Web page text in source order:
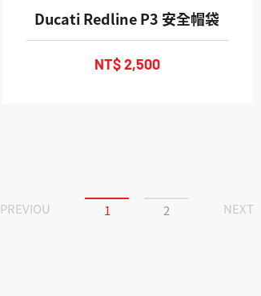
Ducati Redline P3 安全帽袋
NT$ 2,500
PREVIOU 1 2 NEXT